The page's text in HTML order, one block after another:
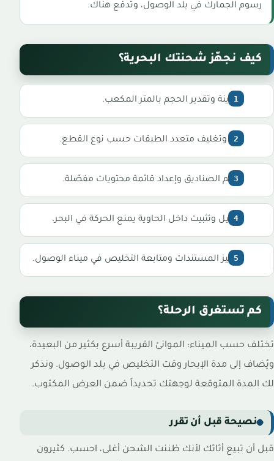
رسوم الجمارك في بلد الوصول، وتُدفع هناك.
كيف نجهّز شحنتك البحرية؟
معاينة وتقدير الحجم بالمتر المكعب.
فك وتغليف متعدد الطبقات حسب نوع القطع.
ترقيم الصناديق وإعداد قائمة محتويات مفصّلة.
تحميل وتثبيت داخل الحاوية يمنع الحركة في البحر.
تجهيز المستندات ومتابعة التخليص في ميناء الوصول.
كم تستغرق الرحلة؟
تختلف حسب الميناء: الموانئ القريبة أسرع بكثير من البعيدة،
ويُضاف إلى مدة الإبحار وقت التخليص في بلد الوصول. ونذكر
لك المدة المتوقعة لوجهتك تحديداً ضمن العرض المكتوب.
نصيحة قبل أن تقرر
قبل أن تبيع أثاثك لأنك ظننت الشحن أغلى، احسب. كثيرون